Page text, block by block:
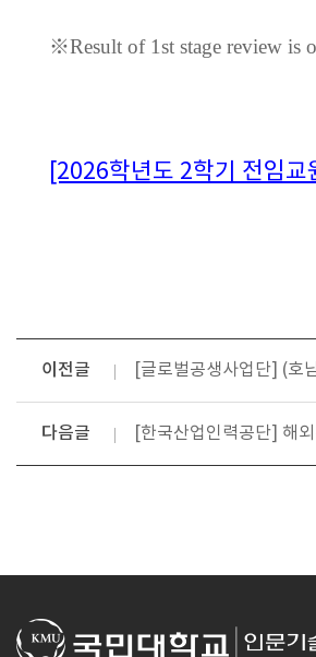
※Result of 1st stage review is
[2026학년도 2학기 전임
이전글 [글로벌공생사업단] (호
다음글 [한국산업인력공단] 해